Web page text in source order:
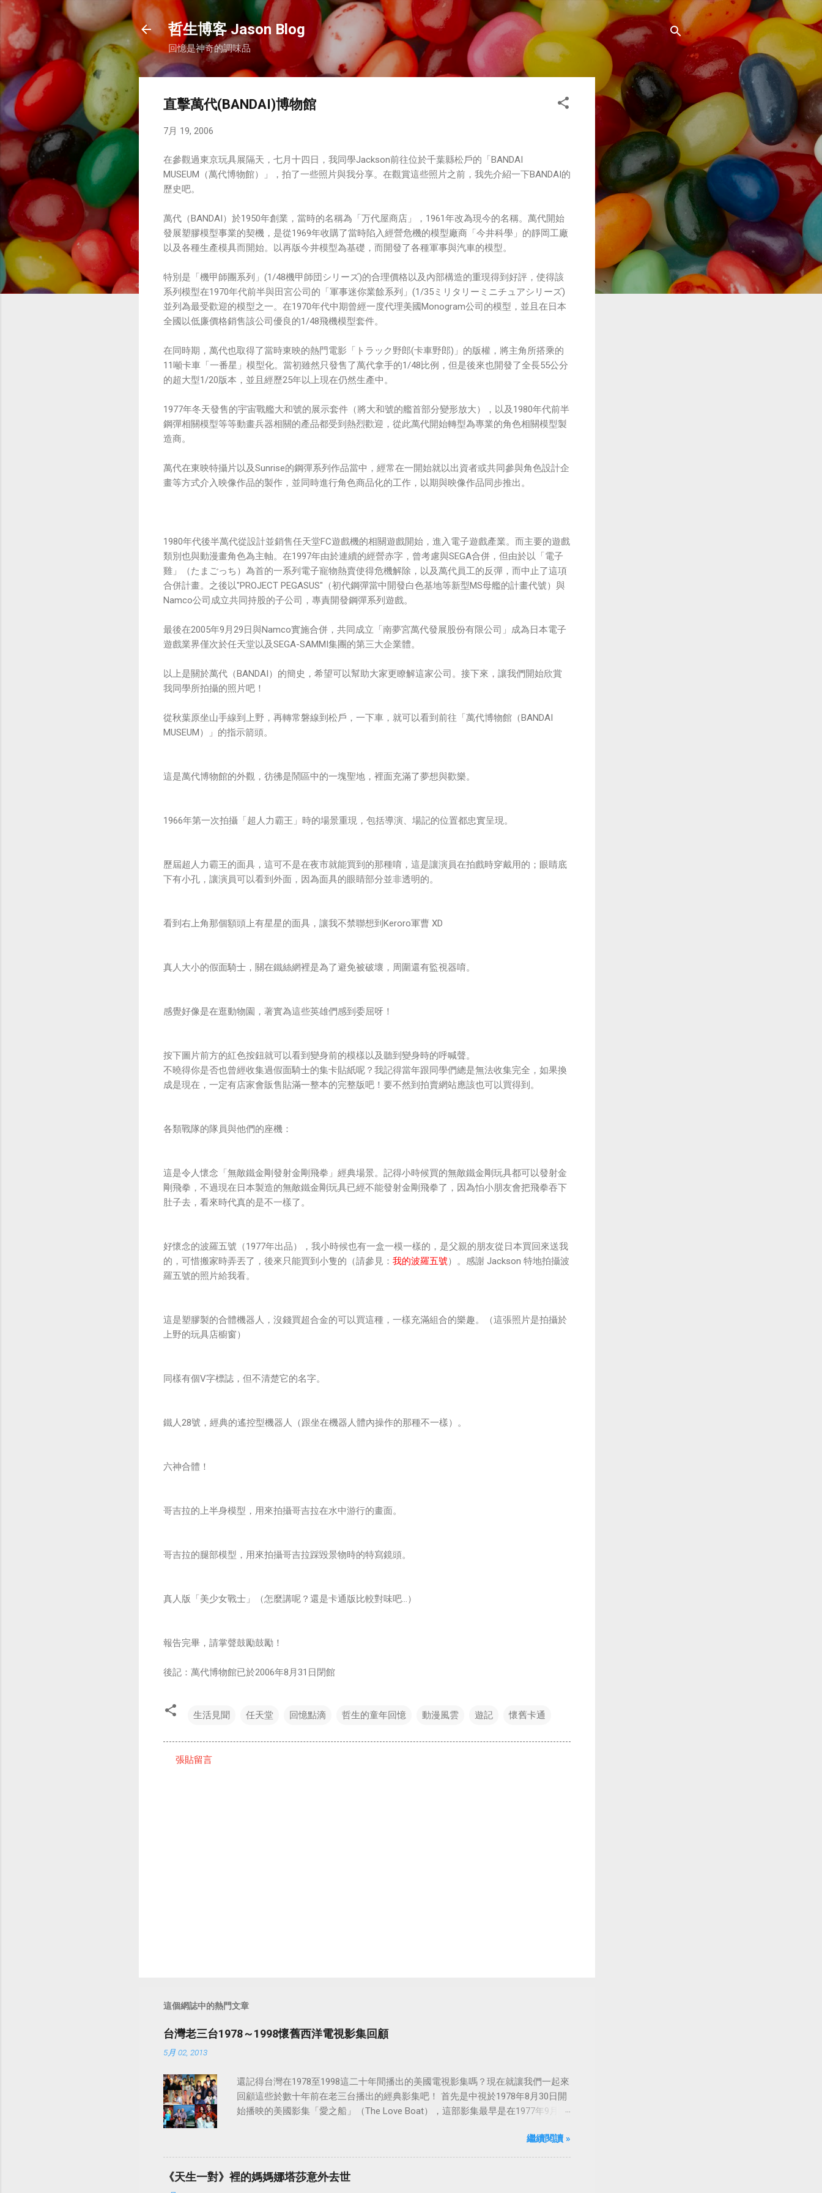
跳到主要內容
哲生博客 Jason Blog
回憶是神奇的調味品
直擊萬代(BANDAI)博物館
7月 19, 2006
在參觀過東京玩具展隔天，七月十四日，我同學Jackson前往位於千葉縣松戶的「BANDAI
MUSEUM（萬代博物館）」，拍了一些照片與我分享。在觀賞這些照片之前，我先介紹一下BANDAI的
歷史吧。
萬代（BANDAI）於1950年創業，當時的名稱為「万代屋商店‎」，1961年改為現今的名稱。萬代開始
發展塑膠模型事業的契機，是從1969年收購了當時陷入經營危機的模型廠商「今井科學」的靜岡工廠
以及各種生產模具而開始。以再版今井模型為基礎，而開發了各種軍事與汽車的模型。
特別是「機甲師團系列」(1/48機甲師団シリーズ‎)的合理價格以及內部構造的重現得到好評，使得該
系列模型在1970年代前半與田宮公司的「軍事迷你業餘系列」(1/35ミリタリーミニチュアシリーズ‎)
並列為最受歡迎的模型之一。在1970年代中期曾經一度代理美國Monogram公司的模型，並且在日本
全國以低廉價格銷售該公司優良的1/48飛機模型套件。
在同時期，萬代也取得了當時東映的熱門電影「トラック野郎(卡車野郎)」的版權，將主角所搭乘的
11噸卡車「一番星」模型化。當初雖然只發售了萬代拿手的1/48比例，但是後來也開發了全長55公分
的超大型1/20版本，並且經歷25年以上現在仍然生產中。
1977年冬天發售的宇宙戰艦大和號的展示套件（將大和號的艦首部分變形放大），以及1980年代前半
鋼彈相關模型等等動畫兵器相關的產品都受到熱烈歡迎，從此萬代開始轉型為專業的角色相關模型製
造商。
萬代在東映特攝片以及Sunrise的鋼彈系列作品當中，經常在一開始就以出資者或共同參與角色設計企
畫等方式介入映像作品的製作，並同時進行角色商品化的工作，以期與映像作品同步推出。
1980年代後半萬代從設計並銷售任天堂FC遊戲機的相關遊戲開始，進入電子遊戲產業。而主要的遊戲
類別也與動漫畫角色為主軸。在1997年由於連續的經營赤字，曾考慮與SEGA合併，但由於以「電子
雞」（たまごっち‎）為首的一系列電子寵物熱賣使得危機解除，以及萬代員工的反彈，而中止了這項
合併計畫。之後以"PROJECT PEGASUS"（初代鋼彈當中開發白色基地等新型MS母艦的計畫代號）與
Namco公司成立共同持股的子公司，專責開發鋼彈系列遊戲。
最後在2005年9月29日與Namco實施合併，共同成立「南夢宮萬代發展股份有限公司」成為日本電子
遊戲業界僅次於任天堂以及SEGA-SAMMI集團的第三大企業體。
以上是關於萬代（BANDAI）的簡史，希望可以幫助大家更瞭解這家公司。接下來，讓我們開始欣賞
我同學所拍攝的照片吧！
從秋葉原坐山手線到上野，再轉常磐線到松戶，一下車，就可以看到前往「萬代博物館（BANDAI
MUSEUM）」的指示箭頭。
這是萬代博物館的外觀，彷彿是鬧區中的一塊聖地，裡面充滿了夢想與歡樂。
1966年第一次拍攝「超人力霸王」時的場景重現，包括導演、場記的位置都忠實呈現。
歷屆超人力霸王的面具，這可不是在夜市就能買到的那種唷，這是讓演員在拍戲時穿戴用的；眼睛底
下有小孔，讓演員可以看到外面，因為面具的眼睛部分並非透明的。
看到右上角那個額頭上有星星的面具，讓我不禁聯想到Keroro軍曹 XD
真人大小的假面騎士，關在鐵絲網裡是為了避免被破壞，周圍還有監視器唷。
感覺好像是在逛動物園，著實為這些英雄們感到委屈呀！
按下圖片前方的紅色按鈕就可以看到變身前的模樣以及聽到變身時的呼喊聲。
不曉得你是否也曾經收集過假面騎士的集卡貼紙呢？我記得當年跟同學們總是無法收集完全，如果換
成是現在，一定有店家會販售貼滿一整本的完整版吧！要不然到拍賣網站應該也可以買得到。
各類戰隊的隊員與他們的座機：
這是令人懷念「無敵鐵金剛發射金剛飛拳」經典場景。記得小時候買的無敵鐵金剛玩具都可以發射金
剛飛拳，不過現在日本製造的無敵鐵金剛玩具已經不能發射金剛飛拳了，因為怕小朋友會把飛拳吞下
肚子去，看來時代真的是不一樣了。
好懷念的波羅五號（1977年出品），我小時候也有一盒一模一樣的，是父親的朋友從日本買回來送我
的，可惜搬家時弄丟了，後來只能買到小隻的（請參見： 我的波羅五號）。感謝 Jackson 特地拍攝波
羅五號的照片給我看。
這是塑膠製的合體機器人，沒錢買超合金的可以買這種，一樣充滿組合的樂趣。（這張照片是拍攝於
上野的玩具店櫥窗）
同樣有個V字標誌，但不清楚它的名字。
鐵人28號，經典的遙控型機器人（跟坐在機器人體內操作的那種不一樣）。
六神合體！
哥吉拉的上半身模型，用來拍攝哥吉拉在水中游行的畫面。
哥吉拉的腿部模型，用來拍攝哥吉拉踩毀景物時的特寫鏡頭。
真人版「美少女戰士」（怎麼講呢？還是卡通版比較對味吧…）
報告完畢，請掌聲鼓勵鼓勵！
後記：萬代博物館已於2006年8月31日閉館
生活見聞 任天堂 回憶點滴 哲生的童年回憶 動漫風雲 遊記 懷舊卡通
張貼留言
這個網誌中的熱門文章
台灣老三台1978～1998懷舊西洋電視影集回顧
5月 02, 2013
還記得台灣在1978至1998這二十年間播出的美國電視影集嗎？現在就讓我們一起來
回顧這些於數十年前在老三台播出的經典影集吧！ 首先是中視於1978年8月30日開
始播映的美國影集「愛之船」（The Love Boat），這部影集最早是在1977年9月24
繼續閱讀 »
《天生一對》裡的媽媽娜塔莎意外去世